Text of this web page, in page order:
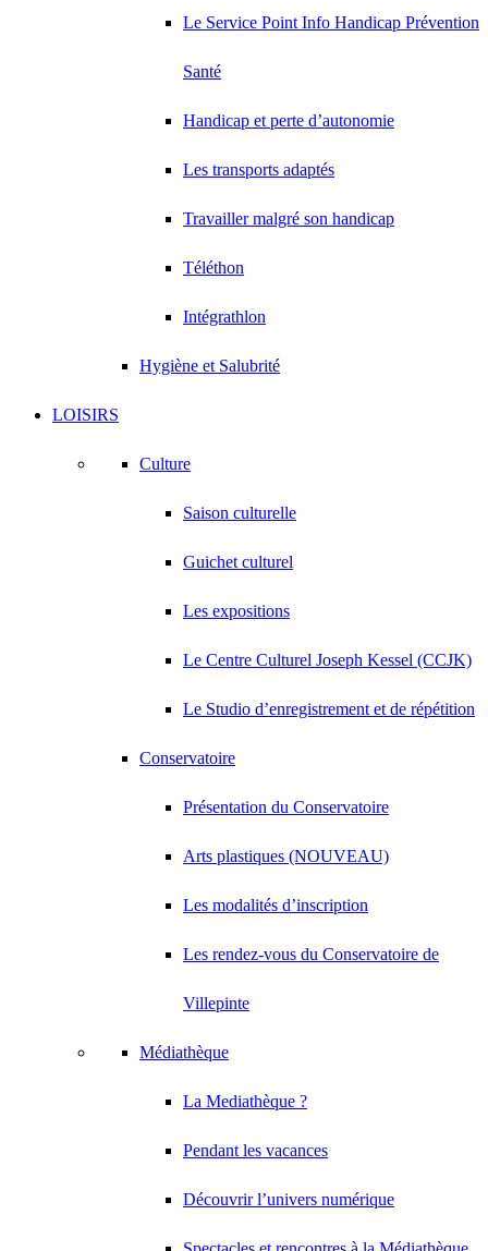
Le Service Point Info Handicap Prévention
Santé
Handicap et perte d’autonomie
Les transports adaptés
Travailler malgré son handicap
Téléthon
Intégrathlon
Hygiène et Salubrité
LOISIRS
Culture
Saison culturelle
Guichet culturel
Les expositions
Le Centre Culturel Joseph Kessel (CCJK)
Le Studio d’enregistrement et de répétition
Conservatoire
Présentation du Conservatoire
Arts plastiques (NOUVEAU)
Les modalités d’inscription
Les rendez-vous du Conservatoire de
Villepinte
Médiathèque
La Mediathèque ?
Pendant les vacances
Découvrir l’univers numérique